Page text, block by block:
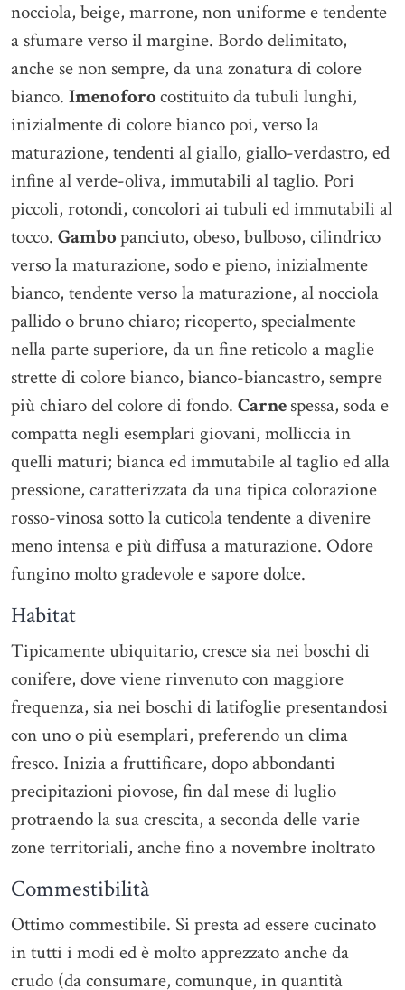
nocciola, beige, marrone, non uniforme e tendente
a sfumare verso il margine. Bordo delimitato,
anche se non sempre, da una zonatura di colore
bianco. Imenoforocostituito da tubuli lunghi,
inizialmente di colore bianco poi, verso la
maturazione, tendenti al giallo, giallo-verdastro, ed
infine al verde-oliva, immutabili al taglio. Pori
piccoli, rotondi, concolori ai tubuli ed immutabili al
tocco. Gambopanciuto, obeso, bulboso, cilindrico
verso la maturazione, sodo e pieno, inizialmente
bianco, tendente verso la maturazione, al nocciola
pallido o bruno chiaro; ricoperto, specialmente
nella parte superiore, da un fine reticolo a maglie
strette di colore bianco, bianco-biancastro, sempre
più chiaro del colore di fondo. Carnespessa, soda e
compatta negli esemplari giovani, molliccia in
quelli maturi; bianca ed immutabile al taglio ed alla
pressione, caratterizzata da una tipica colorazione
rosso-vinosa sotto la cuticola tendente a divenire
meno intensa e più diffusa a maturazione. Odore
fungino molto gradevole e sapore dolce.
Habitat
Tipicamente ubiquitario, cresce sia nei boschi di
conifere, dove viene rinvenuto con maggiore
frequenza, sia nei boschi di latifoglie presentandosi
con uno o più esemplari, preferendo un clima
fresco. Inizia a fruttificare, dopo abbondanti
precipitazioni piovose, fin dal mese di luglio
protraendo la sua crescita, a seconda delle varie
zone territoriali, anche fino a novembre inoltrato
Commestibilità
Ottimo commestibile. Si presta ad essere cucinato
in tutti i modi ed è molto apprezzato anche da
crudo (da consumare, comunque, in quantità